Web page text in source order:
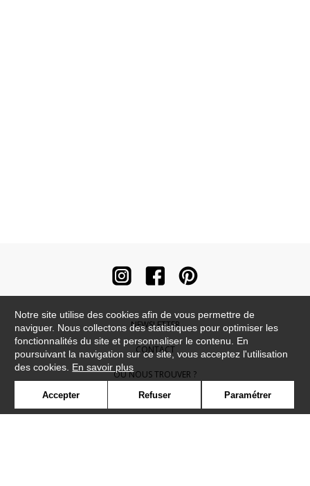
NEWSLETTER
CONTACT
OÙ NOUS TROUVER ?
CONTRACT
Notre site utilise des cookies afin de vous permettre de
naviguer. Nous collectons des statistiques pour optimiser les
fonctionnalités du site et personnaliser le contenu. En
poursuivant la navigation sur ce site, vous acceptez l'utilisation
des cookies. En savoir plus
Accepter Refuser Paramétrer